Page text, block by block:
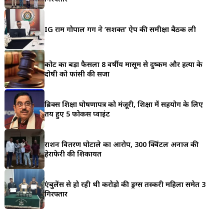
IG राम गोपाल गर्ग ने ‘सशक्त’ ऐप की समीक्षा बैठक ली
कोर्ट का बड़ा फैसला 8 वर्षीय मासूम से दुष्कर्म और हत्या के
दोषी को फांसी की सजा
ब्रिक्स शिक्षा घोषणापत्र को मंजूरी, शिक्षा में सहयोग के लिए
तय हुए 5 फोकस प्वाइंट
राशन वितरण घोटाले का आरोप, 300 क्विंटल अनाज की
हेराफेरी की शिकायत
एंबुलेंस से हो रही थी करोड़ो की ड्रग्स तस्करी महिला समेत 3
गिरफ्तार